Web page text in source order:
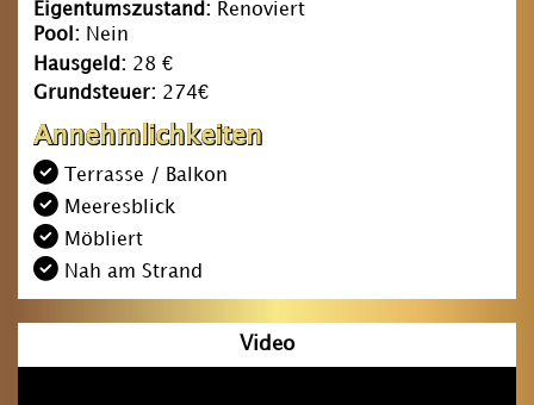
Eigentumszustand: Renoviert
Pool: Nein
Hausgeld: 28 €
Grundsteuer: 274€
Annehmlichkeiten
Terrasse / Balkon
Meeresblick
Möbliert
Nah am Strand
Video